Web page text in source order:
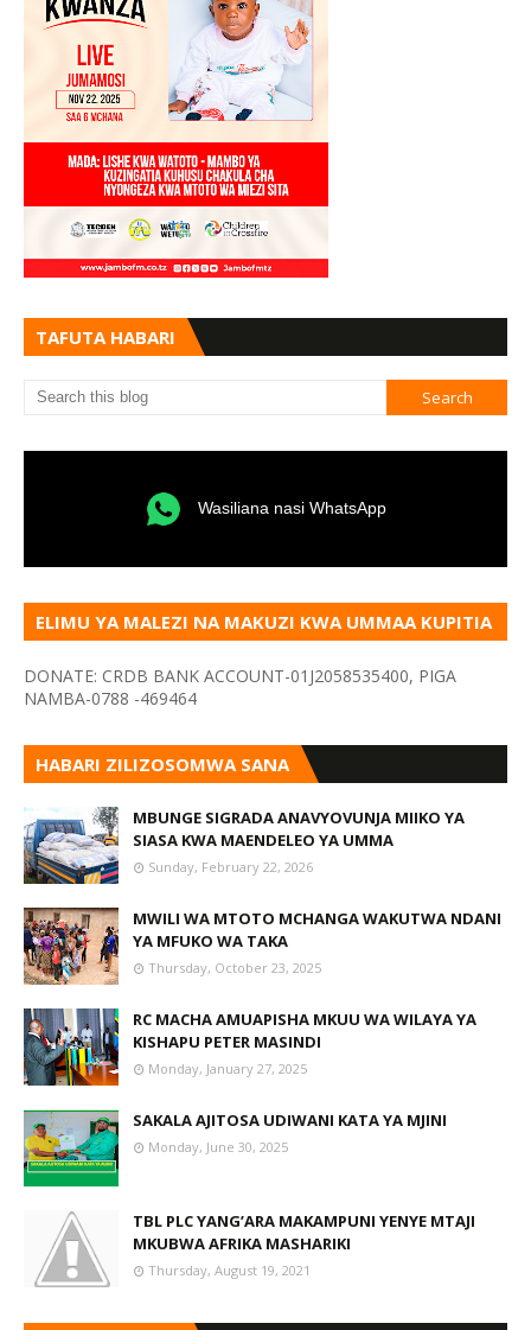
TAFUTA HABARI
Wasiliana nasi WhatsApp
ELIMU YA MALEZI NA MAKUZI KWA UMMAA KUPITIA
DONATE: CRDB BANK ACCOUNT-01J2058535400, PIGA
NAMBA-0788 -469464
HABARI ZILIZOSOMWA SANA
MBUNGE SIGRADA ANAVYOVUNJA MIIKO YA
SIASA KWA MAENDELEO YA UMMA
Sunday, February 22, 2026
MWILI WA MTOTO MCHANGA WAKUTWA NDANI
YA MFUKO WA TAKA
Thursday, October 23, 2025
RC MACHA AMUAPISHA MKUU WA WILAYA YA
KISHAPU PETER MASINDI
Monday, January 27, 2025
SAKALA AJITOSA UDIWANI KATA YA MJINI
Monday, June 30, 2025
TBL PLC YANG’ARA MAKAMPUNI YENYE MTAJI
MKUBWA AFRIKA MASHARIKI
Thursday, August 19, 2021